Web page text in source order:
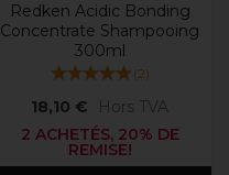
Redken Acidic Bonding
Concentrate Shampooing
300ml
(2)
18,10 €
Hors TVA
2 ACHETÉS, 20% DE
REMISE!